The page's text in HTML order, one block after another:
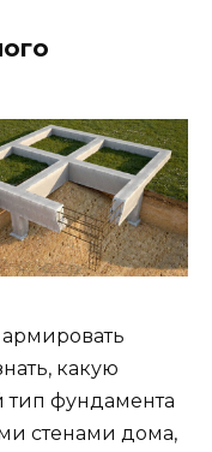
какую
тип фундамента
стенами дома,